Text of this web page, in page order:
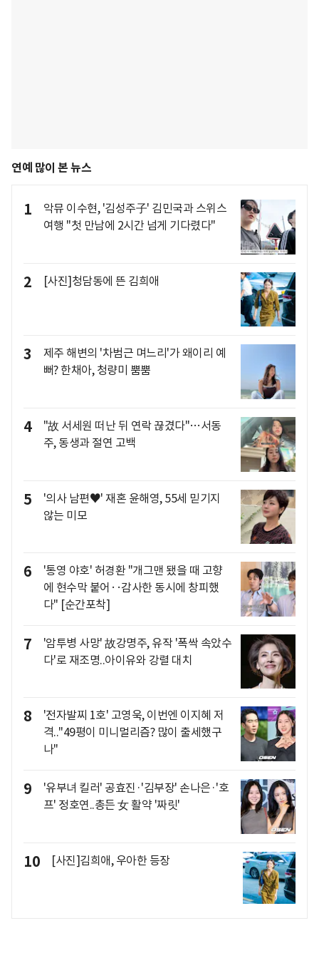
연예 많이 본 뉴스
1
악뮤 이수현, '김성주子' 김민국과 스위스
여행 "첫 만남에 2시간 넘게 기다렸다"
2 [사진]청담동에 뜬 김희애
3
제주 해변의 '차범근 며느리'가 왜이리 예
뻐? 한채아, 청량미 뿜뿜
4
"故 서세원 떠난 뒤 연락 끊겼다"…서동
주, 동생과 절연 고백
5
'의사 남편♥' 재혼 윤해영, 55세 믿기지
않는 미모
6
'통영 야호' 허경환 "개그맨 됐을 때 고향
에 현수막 붙어‥감사한 동시에 창피했
다" [순간포착]
7
'암투병 사망' 故강명주, 유작 '폭싹 속았수
다'로 재조명..아이유와 강렬 대치
8
'전자발찌 1호' 고영욱, 이번엔 이지혜 저
격.."49평이 미니멀리즘? 많이 출세했구
나"
9
'유부녀 킬러' 공효진·'김부장' 손나은·'호
프' 정호연..총든 女 활약 '짜릿'
10 [사진]김희애, 우아한 등장